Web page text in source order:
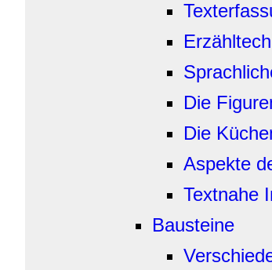
Die
Die
Aspekte
Textnahe
Bausteine